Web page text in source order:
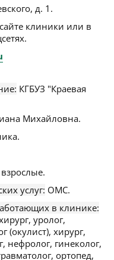
д. 1 .
клиники или в
КГБУЗ "Краевая
Михайловна.
взрослые.
услуг: ОМС.
в клинике:
уролог,
(окулист), хирург,
нефролог, гинеколог,
ортопед,